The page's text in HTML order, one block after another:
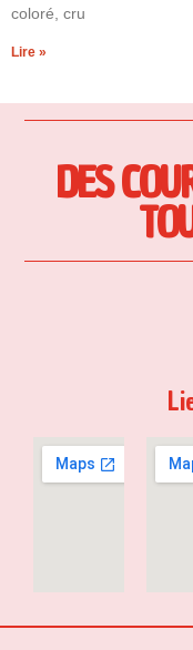
coloré, cru
Lire »
DES